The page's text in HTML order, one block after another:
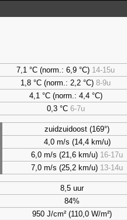
7,1 °C (norm.: 6,9 °C) 14-15u
1,8 °C (norm.: 2,2 °C)8-9u
4,1 °C (norm.: 4,4 °C)
0,3 °C 6-7u
zuidzuidoost (169°)
4,0 m/s (14,4 km/u)
6,0 m/s (21,6 km/u) 16-17u
7,0 m/s (25,2 km/u) 13-14u
8,5 uur
84%
950 J/cm² (110,0 W/m²)